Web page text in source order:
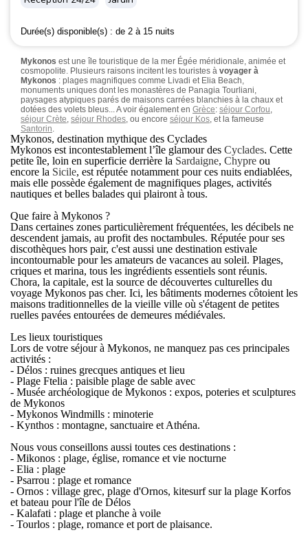
Durée(s) disponible(s) : de 2 à 15 nuits
Mykonos est une île touristique de la mer Égée méridionale, animée et
cosmopolite. Plusieurs raisons incitent les touristes à voyager à
Mykonos : plages magnifiques comme Livadi et Elia Beach,
monuments uniques dont les monastères de Panagia Tourliani,
paysages atypiques parés de maisons carrées blanchies à la chaux et
dotées des volets bleus... A voir également en Grèce: séjour Corfou
séjour Crète séjour Rhodes , ou encore séjour Kos , et la fameuse
Santorin
Mykonos, destination mythique des Cyclades
Mykonos est incontestablement l’île glamour des Cyclades. Cette
petite île, loin en superficie derrière la Sardaigne, Chypre ou
encore la Sicile, est réputée notamment pour ces nuits endiablées,
mais elle possède également de magnifiques plages, activités
nautiques et belles balades qui plairont à tous.
Que faire à Mykonos ?
Dans certaines zones particulièrement fréquentées, les décibels ne
descendent jamais, au profit des noctambules. Réputée pour ses
discothèques hors pair, c'est aussi une destination estivale
incontournable pour les amateurs de vacances au soleil. Plages,
criques et marina, tous les ingrédients essentiels sont réunis.
Chora, la capitale, est la source de découvertes culturelles du
voyage Mykonos pas cher. Ici, les bâtiments modernes côtoient les
maisons traditionnelles de la vieille ville où s'étagent de petites
ruelles pavées entourées de demeures médiévales.
Les lieux touristiques
Lors de votre séjour à Mykonos, ne manquez pas ces principales
activités :
- Délos : ruines grecques antiques et lieu
- Plage Ftelia : paisible plage de sable avec
- Musée archéologique de Mykonos : expos, poteries et sculptures
de Mykonos
- Mykonos Windmills : minoterie
- Kynthos : montagne, sanctuaire et Athéna.
Nous vous conseillons aussi toutes ces destinations :
- Mikonos : plage, église, romance et vie nocturne
- Elia : plage
- Psarrou : plage et romance
- Ornos : village grec, plage d'Ornos, kitesurf sur la plage Korfos
et bateau pour l'île de Délos
- Kalafati : plage et planche à voile
- Tourlos : plage, romance et port de plaisance.